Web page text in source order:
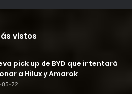
vistos
pick up de BYD que intentará
a Hilux y Amarok
05-22